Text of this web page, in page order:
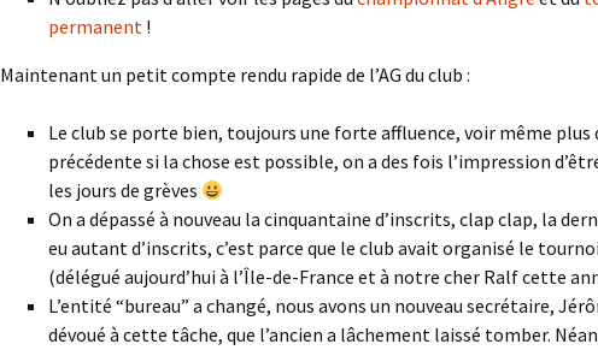
permanent !
Maintenant un petit compte rendu rapide de l’AG du club :
Le club se porte bien, toujours une forte affluence, voir même plus
précédente si la chose est possible, on a des fois l’impression
les jours de grèves
On a dépassé à nouveau la cinquantaine d’inscrits, clap clap, la
eu autant d’inscrits, c’est parce que le club avait organisé le
(délégué aujourd’hui à l’Île-de-France et à notre cher Ralf cette
L’entité “bureau” a changé, nous avons un nouveau secrétaire,
dévoué à cette tâche, que l’ancien a lâchement laissé tomber.